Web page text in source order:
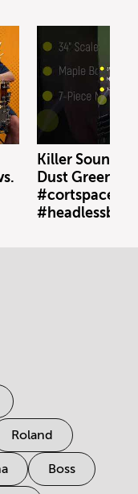
Killer Sound:
Dust Green
#headlessbass
Roland
Boss